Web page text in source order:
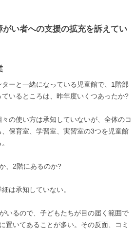
い者への支援の拡充を訴えてい
ターと一緒になっている児童館で、1階部
いるところは、昨年度いくつあったか?
々の使い方は承知していないが、全体のコ
保育室、学習室、実習室の3つを児童館
、2階にあるのか?
は承知していない。
いるので、子どもたちが目の届く範囲で
置いてあることが多い。その反面、コミ